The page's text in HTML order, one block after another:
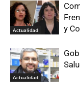
Actualidad
y
Actualidad